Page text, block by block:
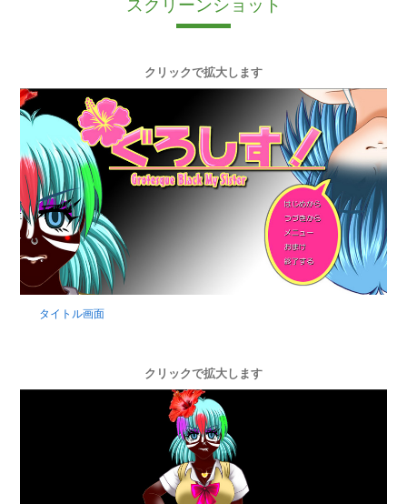
スクリーンショット
クリックで拡大します
タイトル画面
クリックで拡大します